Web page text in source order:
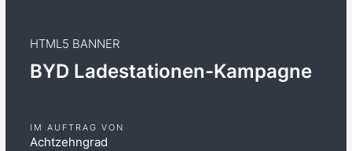
HTML5 BANNER
BYD Ladestationen-Kampagne
IM AUFTRAG VON
Achtzehngrad